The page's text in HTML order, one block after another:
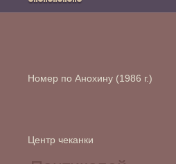
Номер по Анохину (1986 г.)
Центр чеканки